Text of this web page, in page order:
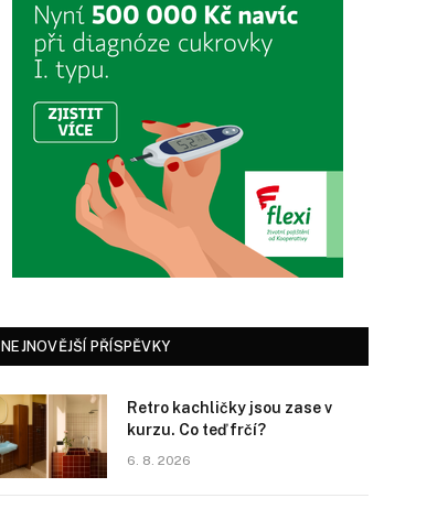
NEJNOVĚJŠÍ PŘÍSPĚVKY
Retro kachličky jsou zase v
kurzu. Co teď frčí?
6. 8. 2026